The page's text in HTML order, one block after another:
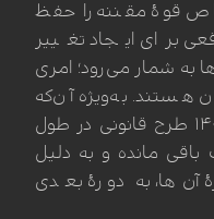
قوهٔ مقننه را حفظ
برای ایجاد تغییر
شمار می‌رود؛ امری
هستند. به‌ویژه آن‌که
آمارها نشان می‌دهد بین ۱۲۰ تا ۱۴۰ طرح قانونی در طول
باقی مانده و به دلیل
آن‌ها، به دورهٔ بعدی